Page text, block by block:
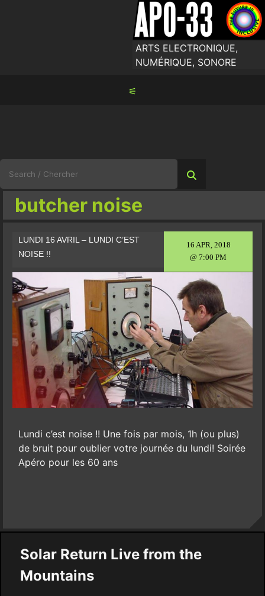
ARTS ELECTRONIQUE,
NUMÉRIQUE, SONORE
⚟
for:
butcher noise
16 APR, 2018
@ 7:00 PM
LUNDI 16 AVRIL – LUNDI C’EST
NOISE !!
Lundi c’est noise !! Une fois par mois, 1h (ou plus)
de bruit pour oublier votre journée du lundi! Soirée
Apéro pour les 60 ans
Solar Return Live from the
Mountains